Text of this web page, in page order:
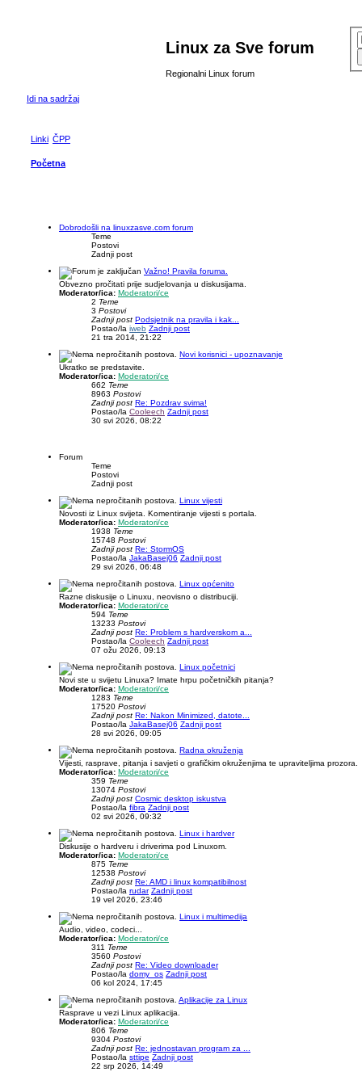
Linux za Sve forum
Regionalni Linux forum
Idi na sadržaj
Linki ČPP
Početna
Dobrodošli na linuxzasve.com forum
Teme
Postovi
Zadnji post
Važno! Pravila foruma.
Obvezno pročitati prije sudjelovanja u diskusijama.
Moderator/ica: Moderatori/ce
2 Teme
3 Postovi
Zadnji post Podsjetnik na pravila i kak...
Postao/la iweb Zadnji post
21 tra 2014, 21:22
Novi korisnici - upoznavanje
Ukratko se predstavite.
Moderator/ica: Moderatori/ce
662 Teme
8963 Postovi
Zadnji post Re: Pozdrav svima!
Postao/la Cooleech Zadnji post
30 svi 2026, 08:22
Forum
Teme
Postovi
Zadnji post
Linux vijesti
Novosti iz Linux svijeta. Komentiranje vijesti s portala.
Moderator/ica: Moderatori/ce
1938 Teme
15748 Postovi
Zadnji post Re: StormOS
Postao/la JakaBasej06 Zadnji post
29 svi 2026, 06:48
Linux općenito
Razne diskusije o Linuxu, neovisno o distribuciji.
Moderator/ica: Moderatori/ce
594 Teme
13233 Postovi
Zadnji post Re: Problem s hardverskom a...
Postao/la Cooleech Zadnji post
07 ožu 2026, 09:13
Linux početnici
Novi ste u svijetu Linuxa? Imate hrpu početničkih pitanja?
Moderator/ica: Moderatori/ce
1283 Teme
17520 Postovi
Zadnji post Re: Nakon Minimized, datote...
Postao/la JakaBasej06 Zadnji post
28 svi 2026, 09:05
Radna okruženja
Vijesti, rasprave, pitanja i savjeti o grafičkim okruženjima te upraviteljima prozora.
Moderator/ica: Moderatori/ce
359 Teme
13074 Postovi
Zadnji post Cosmic desktop iskustva
Postao/la fibra Zadnji post
02 svi 2026, 09:32
Linux i hardver
Diskusije o hardveru i driverima pod Linuxom.
Moderator/ica: Moderatori/ce
875 Teme
12538 Postovi
Zadnji post Re: AMD i linux kompatibilnost
Postao/la rudar Zadnji post
19 vel 2026, 23:46
Linux i multimedija
Audio, video, codeci...
Moderator/ica: Moderatori/ce
311 Teme
3560 Postovi
Zadnji post Re: Video downloader
Postao/la domy_os Zadnji post
06 kol 2024, 17:45
Aplikacije za Linux
Rasprave u vezi Linux aplikacija.
Moderator/ica: Moderatori/ce
806 Teme
9304 Postovi
Zadnji post Re: jednostavan program za ...
Postao/la sttipe Zadnji post
22 srp 2026, 14:49